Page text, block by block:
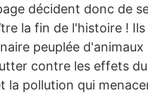
Trois
décident donc de
la fin de l'histoire !
peuplée
contre les effets
la pollution qui